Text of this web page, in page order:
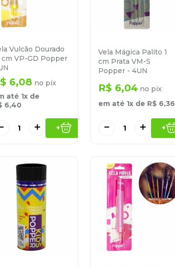
Vulcão Dourado
cm VP-GD Popper
6,08 no pix
até 1x de
6,40
＋ +
Vela Mágica Palito 1
cm Prata VM-S
Popper - 4UN
R$ 6,04 no pix
em até 1x de R$ 6,36
＋
－ +